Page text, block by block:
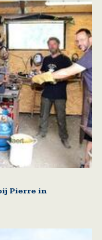
Pierre in